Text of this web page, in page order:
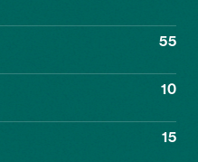
55
10
15